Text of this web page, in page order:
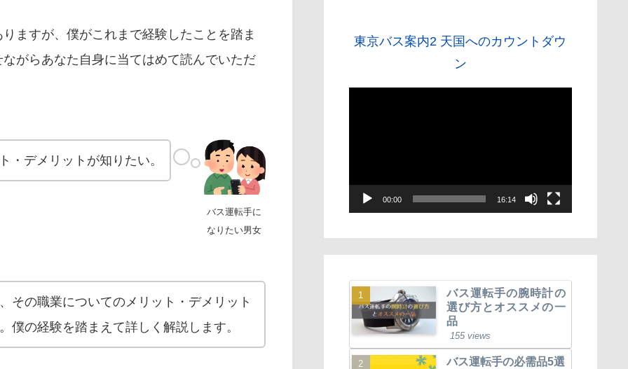
ますが、僕がこれまで経験したことを踏ま
がらあなた自身に当てはめて読んでいただ
バス運転手に
なりたい男女
・デメリットが知りたい。
その職業についてのメリット・デメリット
僕の経験を踏まえて詳しく解説します。
東京バス案内2 天国へのカウントダウ
ン
ー
ヤ
00:00 16:14
バス運転手の腕時計の
選び方とオススメの一
品
155 views
バス運転手の必需品5選